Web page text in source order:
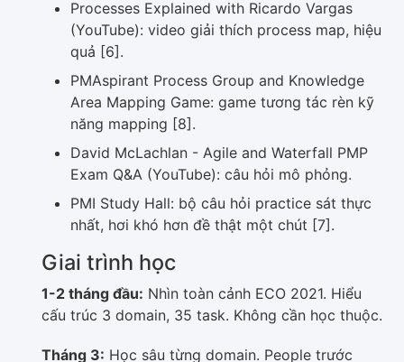
Processes Explained with Ricardo Vargas
(YouTube): video giải thích process map, hiệu
quả [6].
PMAspirant Process Group and Knowledge
Area Mapping Game: game tương tác rèn kỹ
năng mapping [8].
David McLachlan - Agile and Waterfall PMP
Exam Q&A (YouTube): câu hỏi mô phỏng.
PMI Study Hall: bộ câu hỏi practice sát thực
nhất, hơi khó hơn đề thật một chút [7].
Giai trình học
1-2 tháng đầu: Nhìn toàn cảnh ECO 2021. Hiểu
cấu trúc 3 domain, 35 task. Không cần học thuộc.
Tháng 3: Học sâu từng domain. People trước